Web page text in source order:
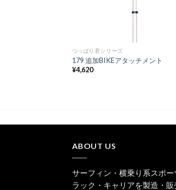
つっぱり君シリーズ
179 追加BIKEアタッチメント
¥4,620
ABOUT US
サーフィン・横乗り系スポー
ラック・キャリアを製造・販